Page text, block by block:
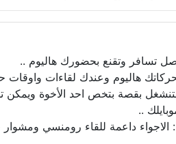
تسافر وتقنع بحضورك هاليوم ..
هاليوم وعندك لقاءات
بقصة بتخص احد الأخوة
..
الاجواء داعمة للقاء رومنسي